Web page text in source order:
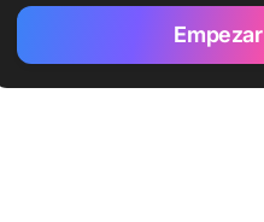
Empezar